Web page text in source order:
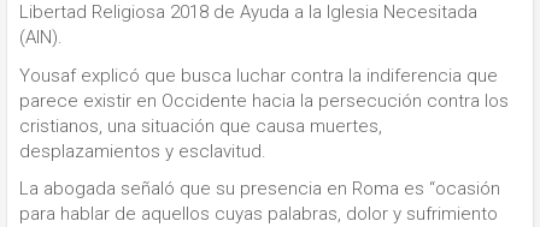
Libertad Religiosa 2018 de Ayuda a la Iglesia Necesitada
(AIN).
Yousaf explicó que busca luchar contra la indiferencia que
parece existir en Occidente hacia la persecución contra los
cristianos, una situación que causa muertes,
desplazamientos y esclavitud.
La abogada señaló que su presencia en Roma es “ocasión
para hablar de aquellos cuyas palabras, dolor y sufrimiento